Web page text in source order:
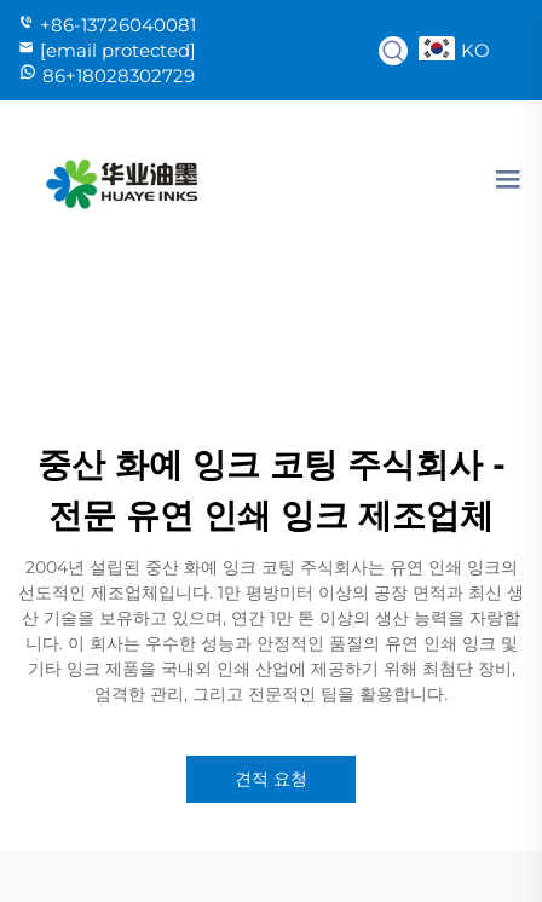
+86-13726040081
[email protected]
86+18028302729
KO
중산 화예 잉크 코팅 주식회사 -
전문 유연 인쇄 잉크 제조업체
2004년 설립된 중산 화예 잉크 코팅 주식회사는 유연 인쇄 잉크의
선도적인 제조업체입니다. 1만 평방미터 이상의 공장 면적과 최신 생
산 기술을 보유하고 있으며, 연간 1만 톤 이상의 생산 능력을 자랑합
니다. 이 회사는 우수한 성능과 안정적인 품질의 유연 인쇄 잉크 및
기타 잉크 제품을 국내외 인쇄 산업에 제공하기 위해 최첨단 장비,
엄격한 관리, 그리고 전문적인 팀을 활용합니다.
견적 요청